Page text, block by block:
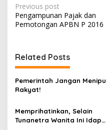
P
o
t
n
a
v
i
g
Previous post
Pengampunan Pajak dan
Pemotongan APBN P 2016
Related Posts
Pemerintah Jangan Menipu
Rakyat!
Memprihatinkan, Selain
Tunanetra Wanita Ini Idap